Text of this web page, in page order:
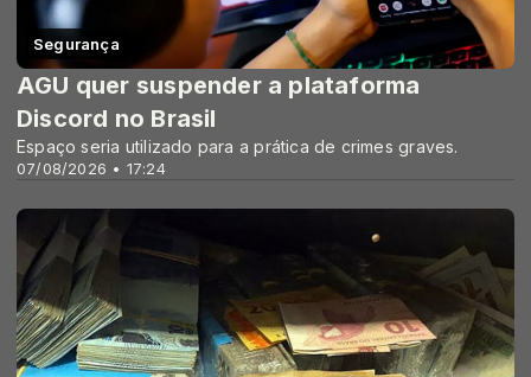
Segurança
07/08/2026 • 17:24
AGU quer suspender a plataforma
Discord no Brasil
Espaço seria utilizado para a prática de crimes graves.